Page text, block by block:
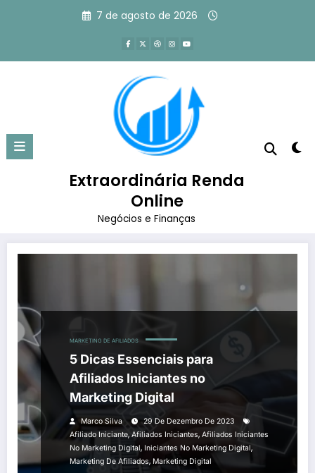
7 de agosto de 2026
Extraordinária Renda
Online
Negócios e Finanças
Tag: afiliados iniciantes no
marketing digital
Página inicial afiliados iniciantes no marketing digital
MARKETING DE AFILIADOS
5 Dicas Essenciais para
Afiliados Iniciantes no
Marketing Digital
Marco Silva
29 De Dezembro De 2023
Afiliado Iniciante, Afiliados Iniciantes, Afiliados Iniciantes
No Marketing Digital, Iniciantes No Marketing Digital,
Marketing De Afiliados, Marketing Digital